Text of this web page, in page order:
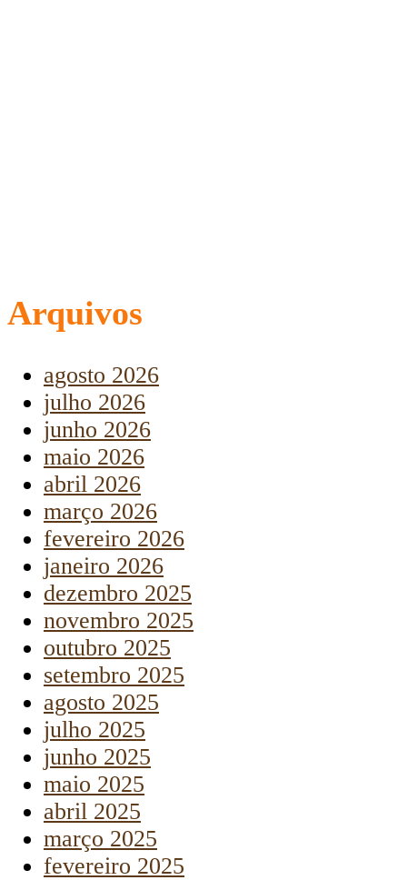
Arquivos
agosto 2026
julho 2026
junho 2026
maio 2026
abril 2026
março 2026
fevereiro 2026
janeiro 2026
dezembro 2025
novembro 2025
outubro 2025
setembro 2025
agosto 2025
julho 2025
junho 2025
maio 2025
abril 2025
março 2025
fevereiro 2025